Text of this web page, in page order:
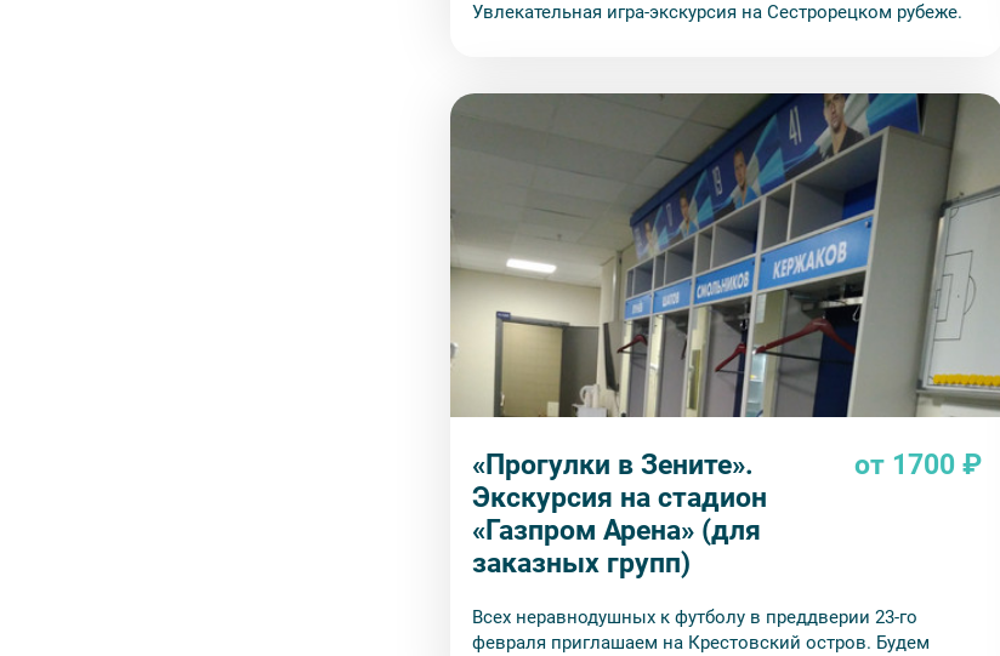
Увлекательная игра-экскурсия на Сестрорецком рубеже.
«Прогулки в Зените».
Экскурсия на стадион
«Газпром Арена» (для
заказных групп)
от 1700 ₽
Всех неравнодушных к футболу в преддверии 23-го
февраля приглашаем на Крестовский остров. Будем